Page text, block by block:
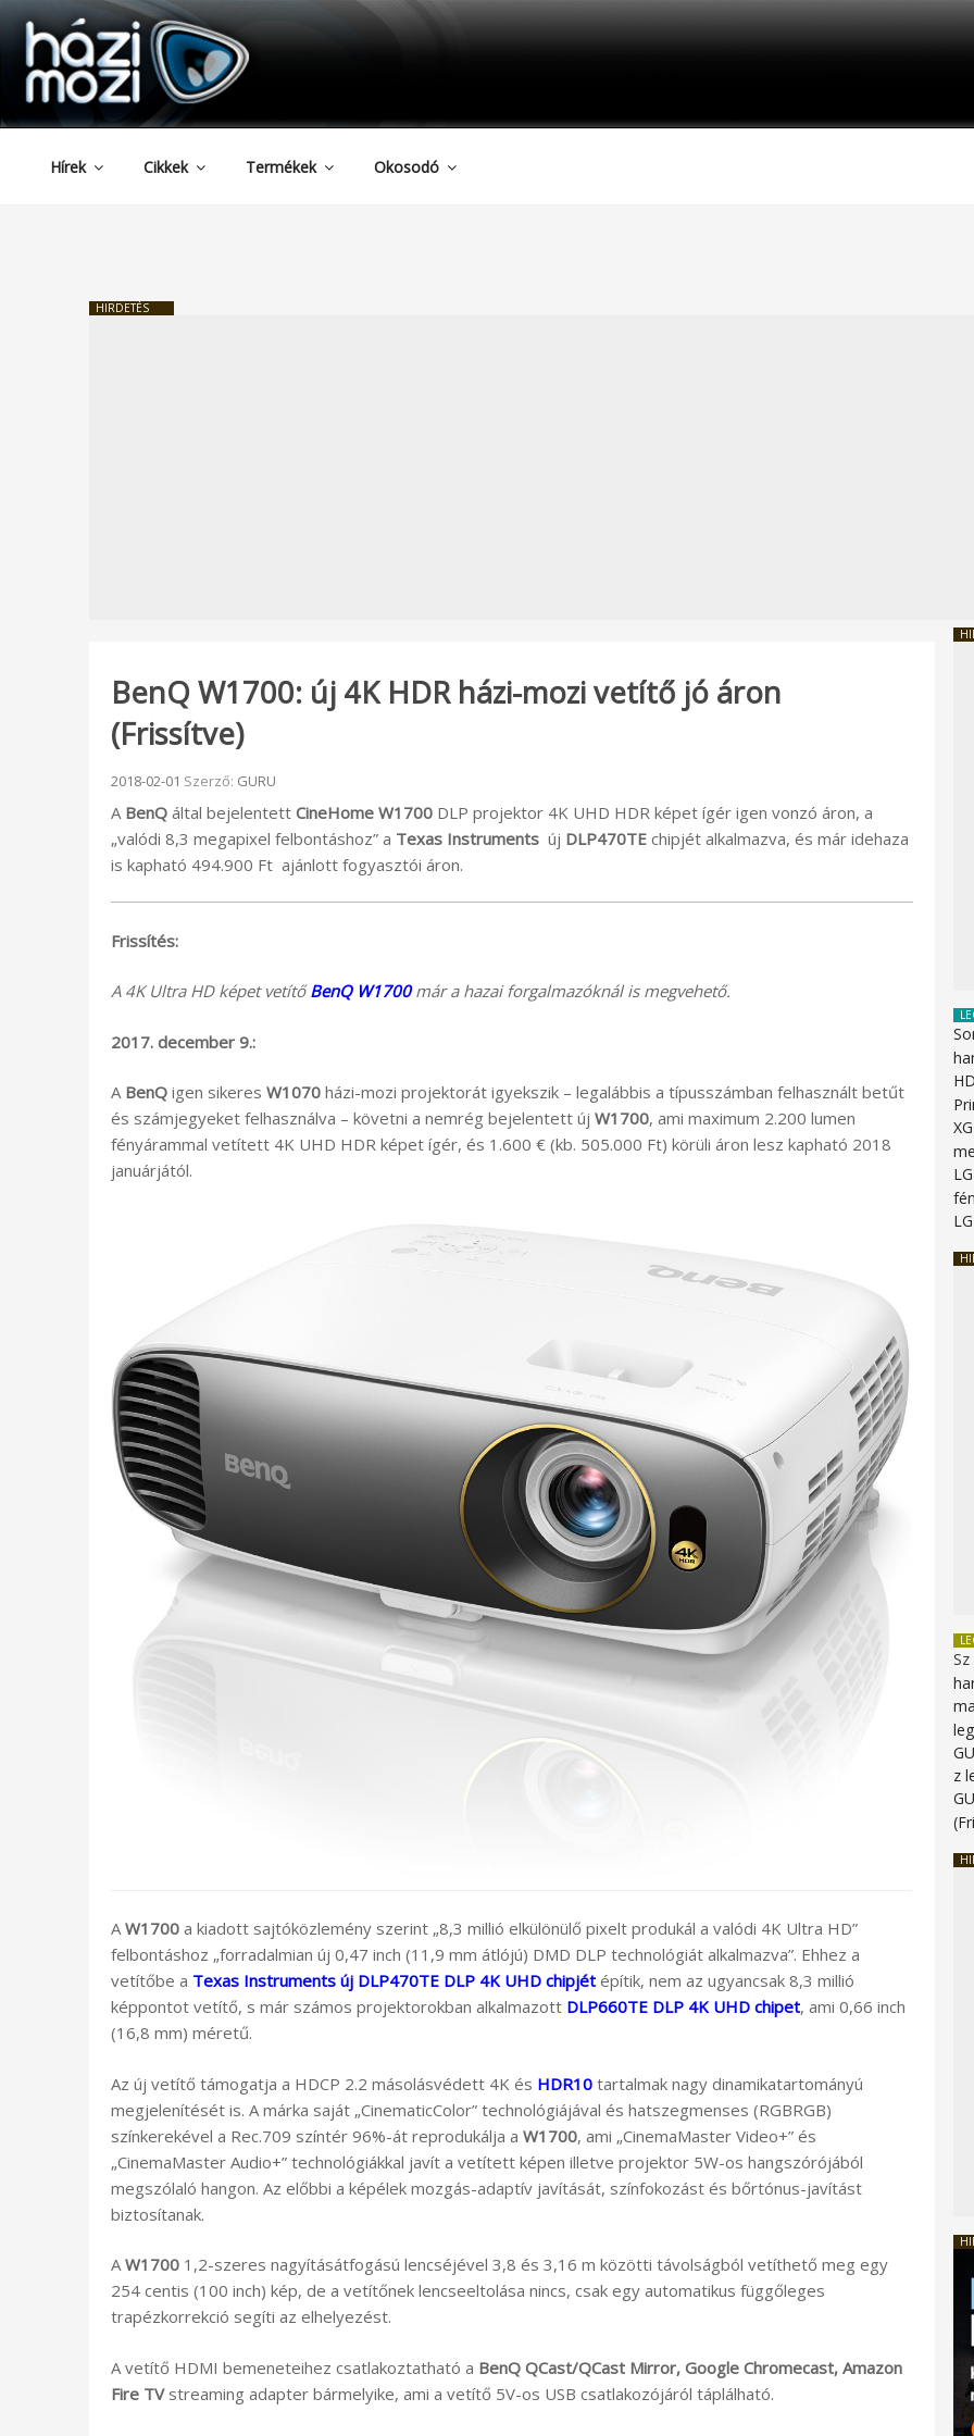
Tartalomhoz
HAZIMOZI
Hírek Cikkek Termékek Okosodó
HIRDETÉS
BenQ W1700: új 4K HDR házi-mozi vetítő jó áron
(Frissítve)
Beküldve:
2018-02-01 Szerző: GURU
A BenQ által bejelentett CineHome W1700 DLP projektor 4K UHD HDR képet ígér igen vonzó áron, a
„valódi 8,3 megapixel felbontáshoz” a Texas Instruments új DLP470TE chipjét alkalmazva, és már idehaza
is kapható 494.900 Ft ajánlott fogyasztói áron.
Frissítés:
A 4K Ultra HD képet vetítőBenQ W1700már a hazai forgalmazóknál is megvehető.
2017. december 9.:
A BenQ igen sikeres W1070 házi-mozi projektorát igyekszik – legalábbis a típusszámban felhasznált betűt
és számjegyeket felhasználva – követni a nemrég bejelentett új W1700, ami maximum 2.200 lumen
fényárammal vetített 4K UHD HDR képet ígér, és 1.600 € (kb. 505.000 Ft) körüli áron lesz kapható 2018
januárjától.
AW1700 a kiadott sajtóközlemény szerint „8,3 millió elkülönülő pixelt produkál a valódi 4K Ultra HD”
felbontáshoz „forradalmian új 0,47 inch (11,9 mm átlójú) DMD DLP technológiát alkalmazva”. Ehhez a
vetítőbe a Texas Instruments új DLP470TE DLP 4K UHD chipjét építik, nem az ugyancsak 8,3 millió
képpontot vetítő, s már számos projektorokban alkalmazott DLP660TE DLP 4K UHD chipet, ami 0,66 inch
(16,8 mm) méretű.
Az új vetítő támogatja a HDCP 2.2 másolásvédett 4K és HDR10 tartalmak nagy dinamikatartományú
megjelenítését is. A márka saját „CinematicColor” technológiájával és hatszegmenses (RGBRGB)
színkerekével a Rec.709 színtér 96%-át reprodukálja a W1700, ami „CinemaMaster Video+” és
„CinemaMaster Audio+” technológiákkal javít a vetített képen illetve projektor 5W-os hangszórójából
megszólaló hangon. Az előbbi a képélek mozgás-adaptív javítását, színfokozást és bőrtónus-javítást
biztosítanak.
AW1700 1,2-szeres nagyításátfogású lencséjével 3,8 és 3,16 m közötti távolságból vetíthető meg egy
254 centis (100 inch) kép, de a vetítőnek lencseeltolása nincs, csak egy automatikus függőleges
trapézkorrekció segíti az elhelyezést.
A vetítő HDMI bemeneteihez csatlakoztatható a BenQ QCast/QCast Mirror, Google Chromecast, Amazon
Fire TVstreaming adapter bármelyike, ami a vetítő 5V-os USB csatlakozójáról táplálható.
z